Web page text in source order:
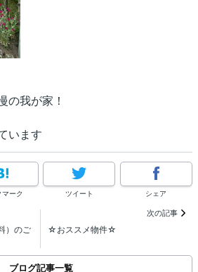
の我が家！
います
マーク ツイート シェア
）のご
次の記事
☆おススメ物件☆
ブログ記事一覧